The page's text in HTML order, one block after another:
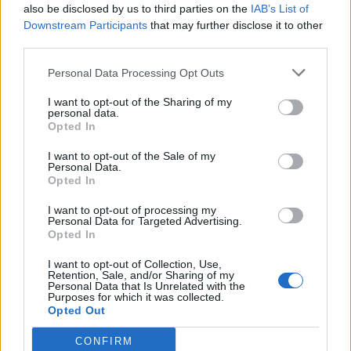
also be disclosed by us to third parties on the IAB’s List of
Downstream Participants that may further disclose it to other
Personal Data Processing Opt Outs
I want to opt-out of the Sharing of my
personal data.
Opted In
I want to opt-out of the Sale of my
Personal Data.
Opted In
I want to opt-out of processing my
Personal Data for Targeted Advertising.
Opted In
I want to opt-out of Collection, Use,
Retention, Sale, and/or Sharing of my
Personal Data that Is Unrelated with the
Purposes for which it was collected.
Opted Out
CONFIRM
społeczeństwa, ponieważ człowiek niestety nie
zmienia się i nie próbuje zapanować nad swoimi
mierze, determinują jego działania niezależnie
od czasów, w których żyje.